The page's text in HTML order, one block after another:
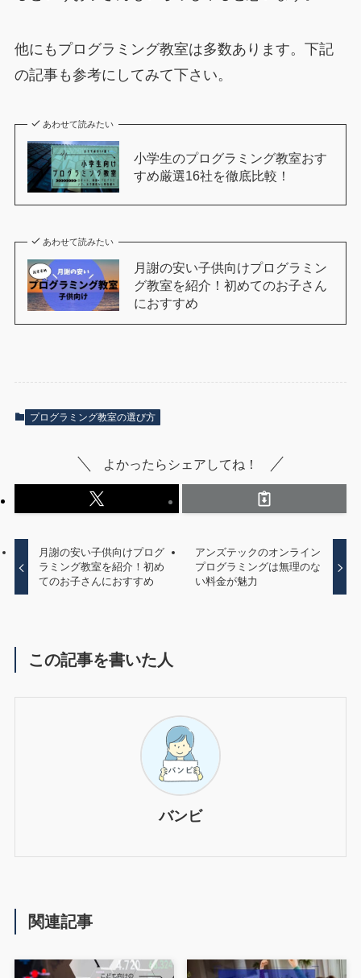
他にもプログラミング教室は多数あります。下記
の記事も参考にしてみて下さい。
あわせて読みたい
小学生のプログラミング教室おす
すめ厳選16社を徹底比較！
あわせて読みたい
月謝の安い子供向けプログラミン
グ教室を紹介！初めてのお子さん
におすすめ
プログラミング教室の選び方
よかったらシェアしてね！
月謝の安い子供向けプログ
ラミング教室を紹介！初め
てのお子さんにおすすめ
アンズテックのオンライン
プログラミングは無理のな
い料金が魅力
この記事を書いた人
バンビ
関連記事